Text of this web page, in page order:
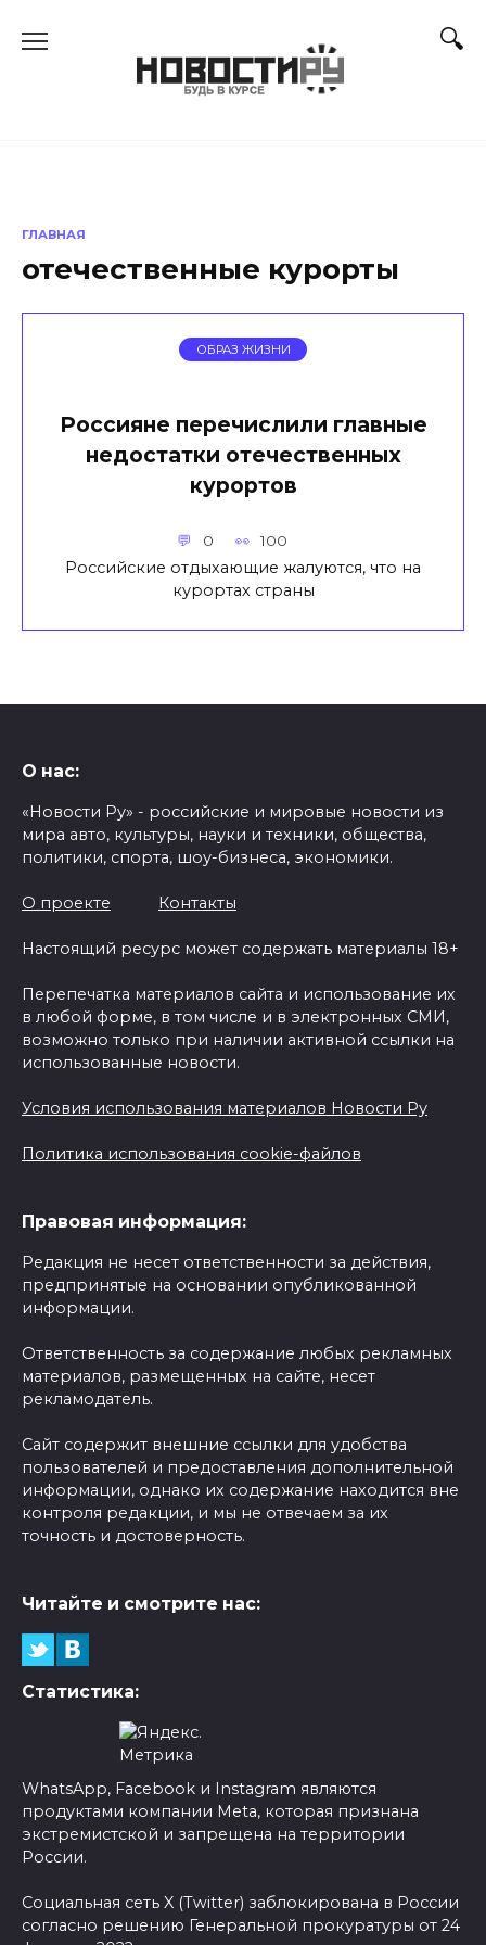
ГЛАВНАЯ
отечественные курорты
ОБРАЗ ЖИЗНИ
Россияне перечислили главные
недостатки отечественных
курортов
0 100
Российские отдыхающие жалуются, что на
курортах страны
О нас:
«Новости Ру» - российские и мировые новости из
мира авто, культуры, науки и техники, общества,
политики, спорта, шоу-бизнеса, экономики.
О проекте Контакты
Настоящий ресурс может содержать материалы 18+
Перепечатка материалов сайта и использование их
в любой форме, в том числе и в электронных СМИ,
возможно только при наличии активной ссылки на
использованные новости.
Условия использования материалов Новости Ру
Политика использования cookie-файлов
Правовая информация:
Редакция не несет ответственности за действия,
предпринятые на основании опубликованной
информации.
Ответственность за содержание любых рекламных
материалов, размещенных на сайте, несет
рекламодатель.
Сайт содержит внешние ссылки для удобства
пользователей и предоставления дополнительной
информации, однако их содержание находится вне
контроля редакции, и мы не отвечаем за их
точность и достоверность.
Читайте и смотрите нас:
Статистика:
WhatsApp, Facebook и Instagram являются
продуктами компании Meta, которая признана
экстремистской и запрещена на территории
России.
Социальная сеть X (Twitter) заблокирована в России
согласно решению Генеральной прокуратуры от 24